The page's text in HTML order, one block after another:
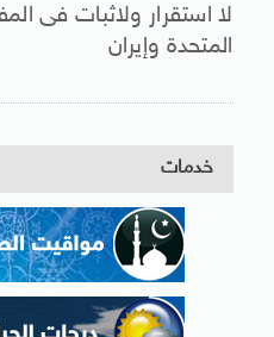
لا استقرار ولاثبات فى
المتحدة وإيران
خدمات